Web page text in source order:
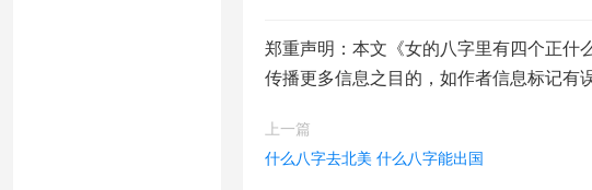
郑重声明：本文《女的八字里有四个正什
传播更多信息之目的，如作者信息标记有
上一篇
什么八字去北美 什么八字能出国